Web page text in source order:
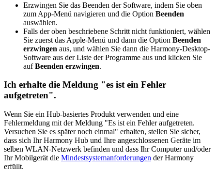
Erzwingen Sie das Beenden der Software, indem Sie oben
zum App-Menü navigieren und die Option Beenden
auswählen.
Falls der oben beschriebene Schritt nicht funktioniert, wählen
Sie zuerst das Apple-Menü und dann die Option Beenden
erzwingen aus, und wählen Sie dann die Harmony-Desktop-
Software aus der Liste der Programme aus und klicken Sie
aufBeenden erzwingen.
Ich erhalte die Meldung "es ist ein Fehler
aufgetreten".
Wenn Sie ein Hub-basiertes Produkt verwenden und eine
Fehlermeldung mit der Meldung "Es ist ein Fehler aufgetreten.
Versuchen Sie es später noch einmal" erhalten, stellen Sie sicher,
dass sich Ihr Harmony Hub und Ihre angeschlossenen Geräte im
selben WLAN-Netzwerk befinden und dass Ihr Computer und/oder
Ihr Mobilgerät die Mindestsystemanforderungen der Harmony
erfüllt.